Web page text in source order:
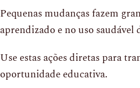
Pequenas mudanças fazem
aprendizado e no uso saudável
Use estas ações diretas para
oportunidade educativa.